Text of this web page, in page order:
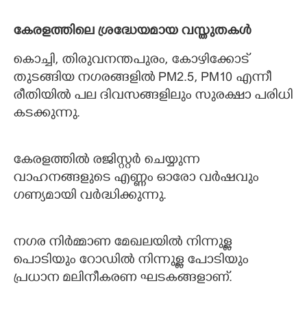
കേരളത്തിലെ ശ്രദ്ധേയമായ വസ്തുതകള്‍
കൊച്ചി, തിരുവനന്തപുരം, കോഴിക്കോട്
തുടങ്ങിയ നഗരങ്ങളില്‍ PM2.5, PM10 എന്നീ
രീതിയില്‍ പല ദിവസങ്ങളിലും സുരക്ഷാ പരിധി
കടക്കുന്നു.
കേരളത്തില്‍ രജിസ്റ്റര്‍ ചെയ്യുന്ന
വാഹനങ്ങളുടെ എണ്ണം ഓരോ വര്‍ഷവും
ഗണ്യമായി വര്‍ദ്ധിക്കുന്നു.
നഗര നിര്‍മ്മാണ മേഖലയില്‍ നിന്നുള്ള
പൊടിയും റോഡില്‍ നിന്നുള്ള പോടിയും
പ്രധാന മലിനീകരണ ഘടകങ്ങളാണ്.